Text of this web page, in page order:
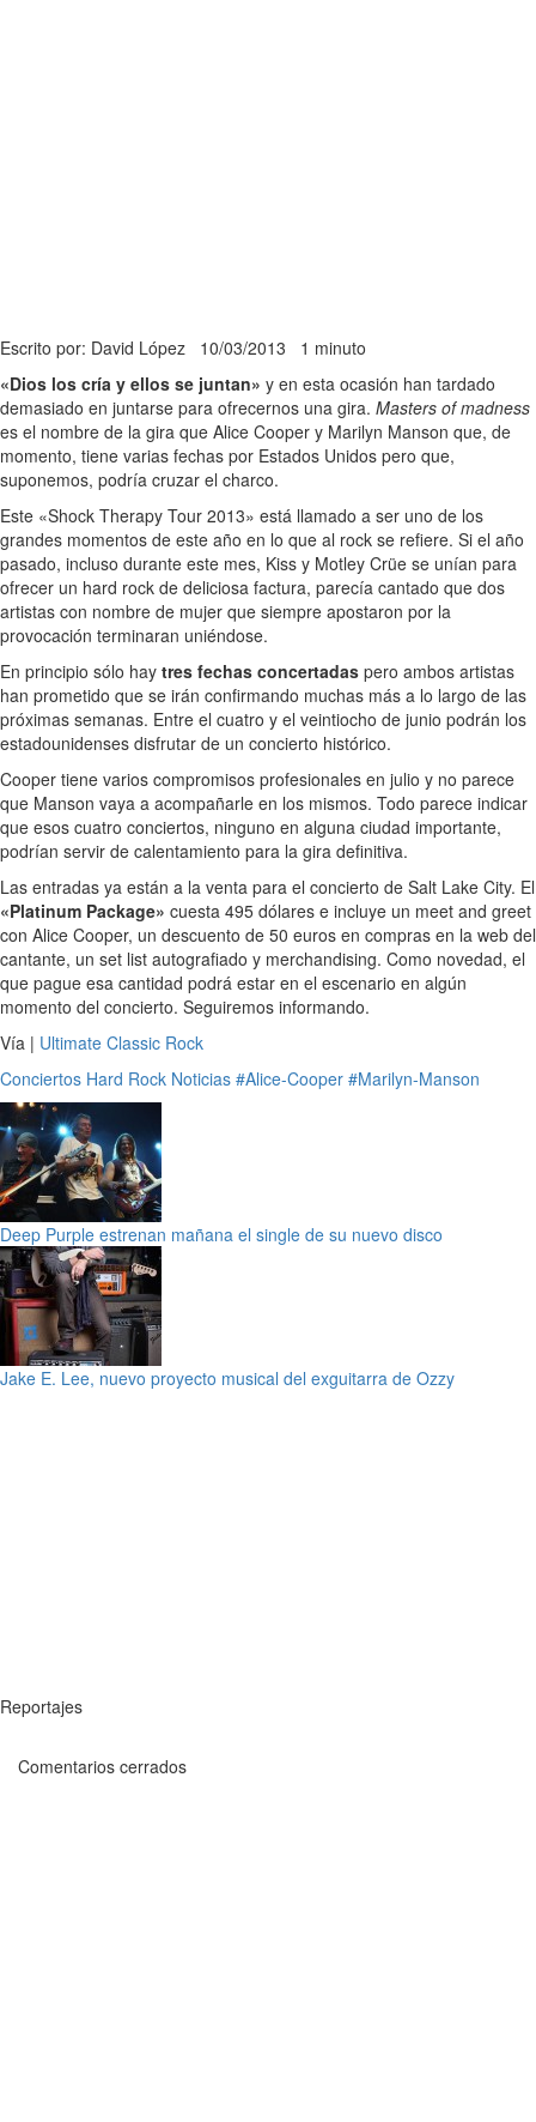
Escrito por: David López 10/03/2013 1 minuto
«Dios los cría y ellos se juntan» y en esta ocasión han tardado
demasiado en juntarse para ofrecernos una gira. Masters of madness
es el nombre de la gira que Alice Cooper y Marilyn Manson que, de
momento, tiene varias fechas por Estados Unidos pero que,
suponemos, podría cruzar el charco.
Este «Shock Therapy Tour 2013» está llamado a ser uno de los
grandes momentos de este año en lo que al rock se refiere. Si el año
pasado, incluso durante este mes, Kiss y Motley Crüe se unían para
ofrecer un hard rock de deliciosa factura, parecía cantado que dos
artistas con nombre de mujer que siempre apostaron por la
provocación terminaran uniéndose.
En principio sólo hay tres fechas concertadas pero ambos artistas
han prometido que se irán confirmando muchas más a lo largo de las
próximas semanas. Entre el cuatro y el veintiocho de junio podrán los
estadounidenses disfrutar de un concierto histórico.
Cooper tiene varios compromisos profesionales en julio y no parece
que Manson vaya a acompañarle en los mismos. Todo parece indicar
que esos cuatro conciertos, ninguno en alguna ciudad importante,
podrían servir de calentamiento para la gira definitiva.
Las entradas ya están a la venta para el concierto de Salt Lake City. El
«Platinum Package» cuesta 495 dólares e incluye un meet and greet
con Alice Cooper, un descuento de 50 euros en compras en la web del
cantante, un set list autografiado y merchandising. Como novedad, el
que pague esa cantidad podrá estar en el escenario en algún
momento del concierto. Seguiremos informando.
Vía | Ultimate Classic Rock
Conciertos Hard Rock Noticias #Alice-Cooper #Marilyn-Manson
Deep Purple estrenan mañana el single de su nuevo disco
Jake E. Lee, nuevo proyecto musical del exguitarra de Ozzy
Reportajes
Comentarios cerrados